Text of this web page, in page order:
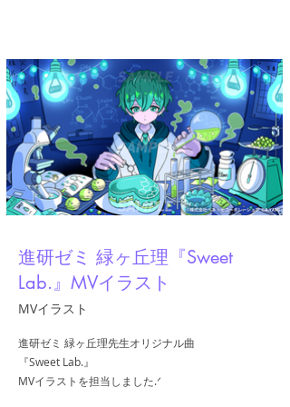
進研ゼミ 緑ヶ丘理『Sweet
Lab.』MVイラスト
MVイラスト
進研ゼミ 緑ヶ丘理先生オリジナル曲
『Sweet Lab.』
MVイラストを担当しました.ᐟ